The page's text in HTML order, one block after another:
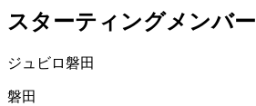
スターティングメンバー
ジュビロ磐田
磐田